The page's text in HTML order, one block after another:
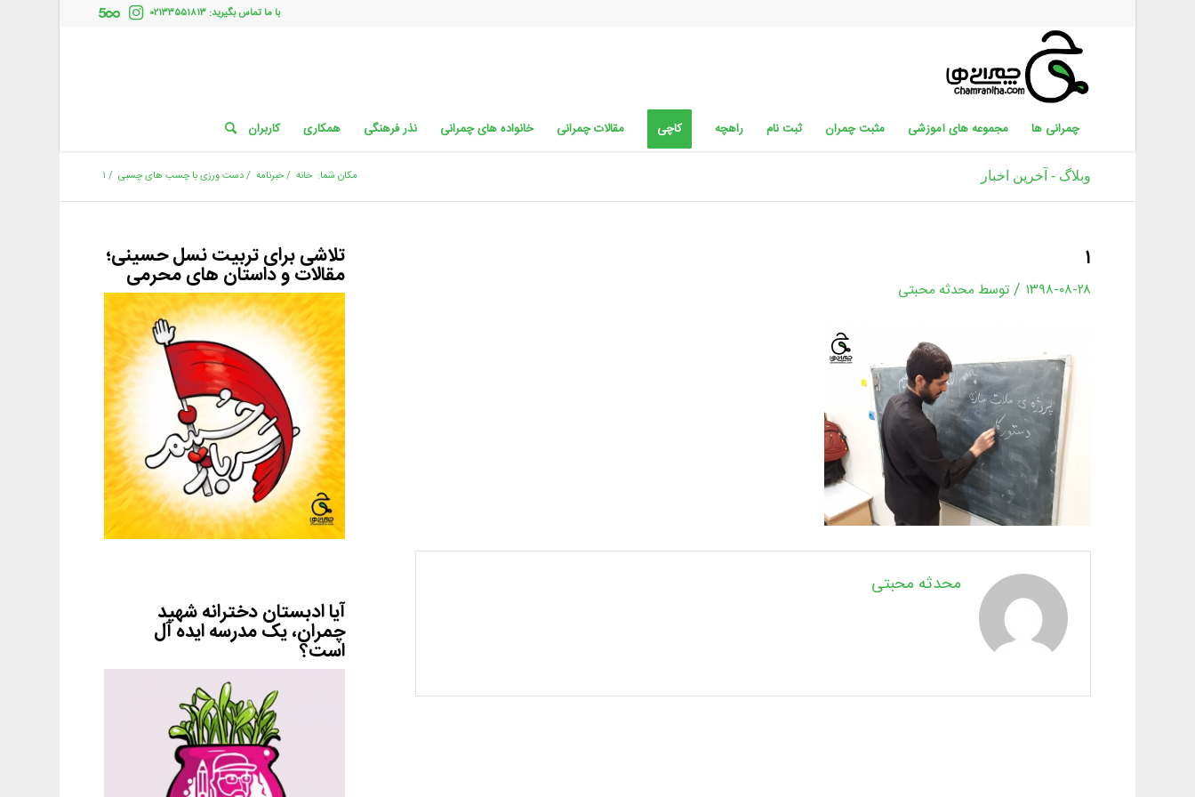
با ما تماس بگیرید: ۰۲۱۳۳۵۵۱۸۱۳
چمرانی ها مجموعه های آموزشی مثبت چمران ثبت نام راهچه کاچی مقالات چمرانی خانواده های چمرانی نذر فرهنگی همکاری کاربران
وبلاگ - آخرین اخبار مکان شما: خانه /خبرنامه /دست ورزی با چسب های چسبی / ۱
۱
۱۳۹۸-۰۸-۲۸ / توسط محدثه محبتی
محدثه محبتی
تلاشی برای تربیت نسل حسینی؛
مقالات و داستان های محرمی
آیا ادبستان دخترانه شهید
چمران، یک مدرسه ایده آل
است؟